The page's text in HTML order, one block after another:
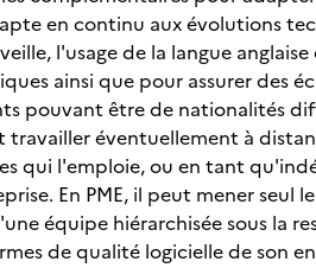
en continu aux évolutions
l'usage de la langue
ainsi que pour assurer des
pouvant être de nationalités
travailler éventuellement à
qui l'emploie, ou en tant
En PME, il peut mener
équipe hiérarchisée sous la
de qualité logicielle de son